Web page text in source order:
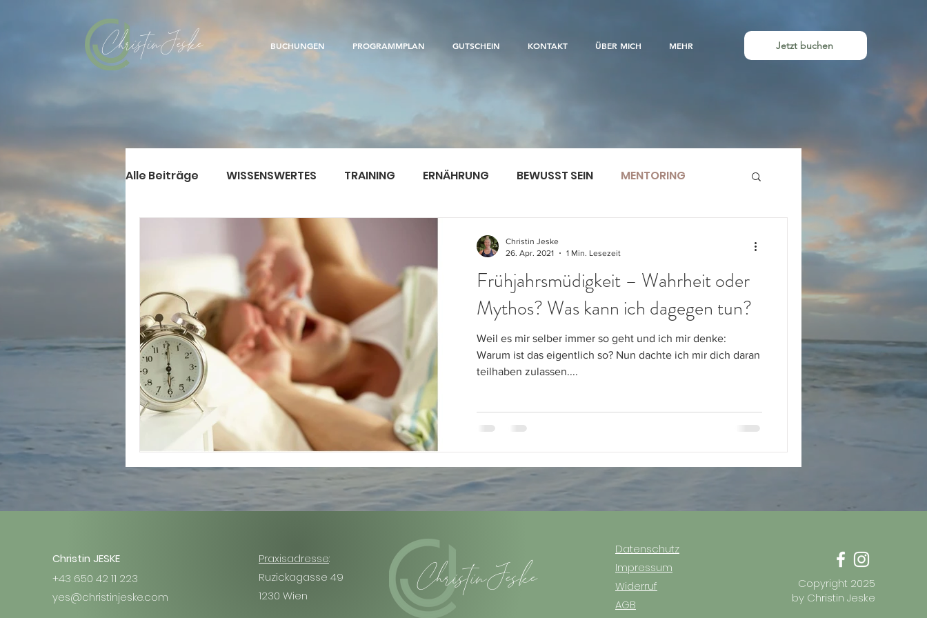
Christin Jeske BUCHUNGEN PROGRAMMPLAN GUTSCHEIN KONTAKT ÜBER MICH MEHR Jetzt buchen
Alle Beiträge WISSENSWERTES TRAINING ERNÄHRUNG BEWUSST SEIN MENTORING
Frühjahrsmüdigkeit – Wahrheit oder
Mythos? Was kann ich dagegen tun?
Weil es mir selber immer so geht und ich mir denke:
Warum ist das eigentlich so? Nun dachte ich mir dich daran
teilhaben zulassen....
Christin Jeske
26. Apr. 2021
1 Min. Lesezeit
Christin JESKE
+43 650 42 11 223
yes@christinjeske.com
Praxisadresse:
Ruzickagasse 49
1230 Wien
Christin Jeske
Datenschutz
Impressum
Widerruf
AGB
Copyright 2025
by Christin Jeske